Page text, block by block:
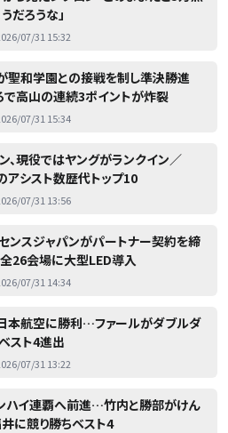
だろうな」
07/31 15:32
聖和学園との接戦を制し準決勝進
高山の連続3ポイントが炸裂
07/31 15:34
、現役ではヤングがランクイン／
アシスト数歴代トップ10
07/31 13:56
ンスジャパンがパートナー契約を締
26会場に大型LED導入
07/31 14:34
本航空に勝利…ファールがダブルダ
スト4進出
07/31 13:22
ハイ連覇へ前進…竹内と勝部がけん
に競り勝ちベスト4